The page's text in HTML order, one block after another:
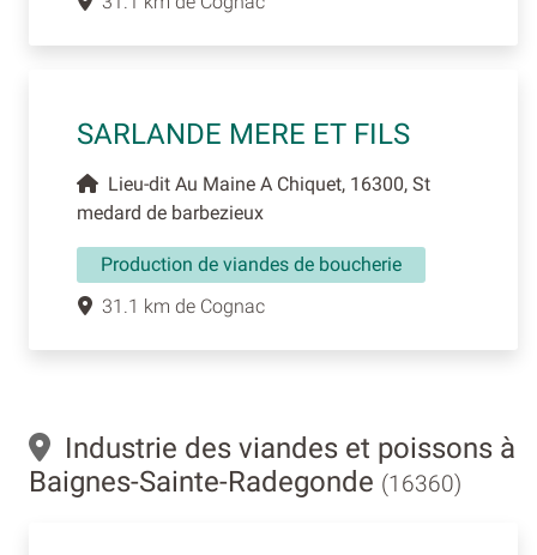
SARLANDE MERE ET FILS
Lieu-dit Au Maine A Chiquet, 16300, St
medard de barbezieux
Production de viandes de boucherie
31.1 km de Cognac
Industrie des viandes et poissons à
Baignes-Sainte-Radegonde (16360)